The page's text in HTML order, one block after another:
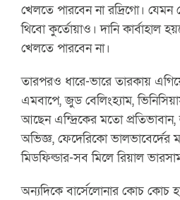
খেলতে পারবেন না রদ্রিগো। যেমন
থিবো কুর্তোয়াও। দানি
খেলতে পারবেন না।
তারপরও ধারে-ভারে তারকায়
এমবাপে, জুড বেলিংহ্যাম,
আছেন এন্দ্রিকের মতো
অভিজ্ঞ, ফেদেরিকো ভালভাবের্দের
মিডফিল্ডার-সব মিলে রিয়াল
অন্যদিকে বার্সেলোনার কোচ কোচ